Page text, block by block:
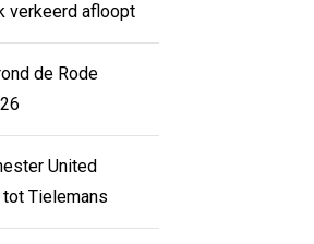
verkeerd afloopt
de Rode
United
Tielemans